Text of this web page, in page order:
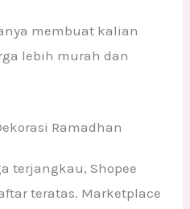
membuat kalian
lebih murah dan
Ramadhan
terjangkau, Shopee
teratas. Marketplace